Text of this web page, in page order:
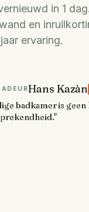
in 1
en
ervaring.
Hans Kazàn
badkamer is